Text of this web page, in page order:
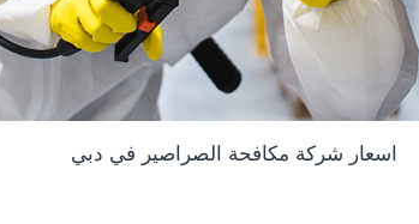
اسعار شركة مكافحة الصراصير في دبي